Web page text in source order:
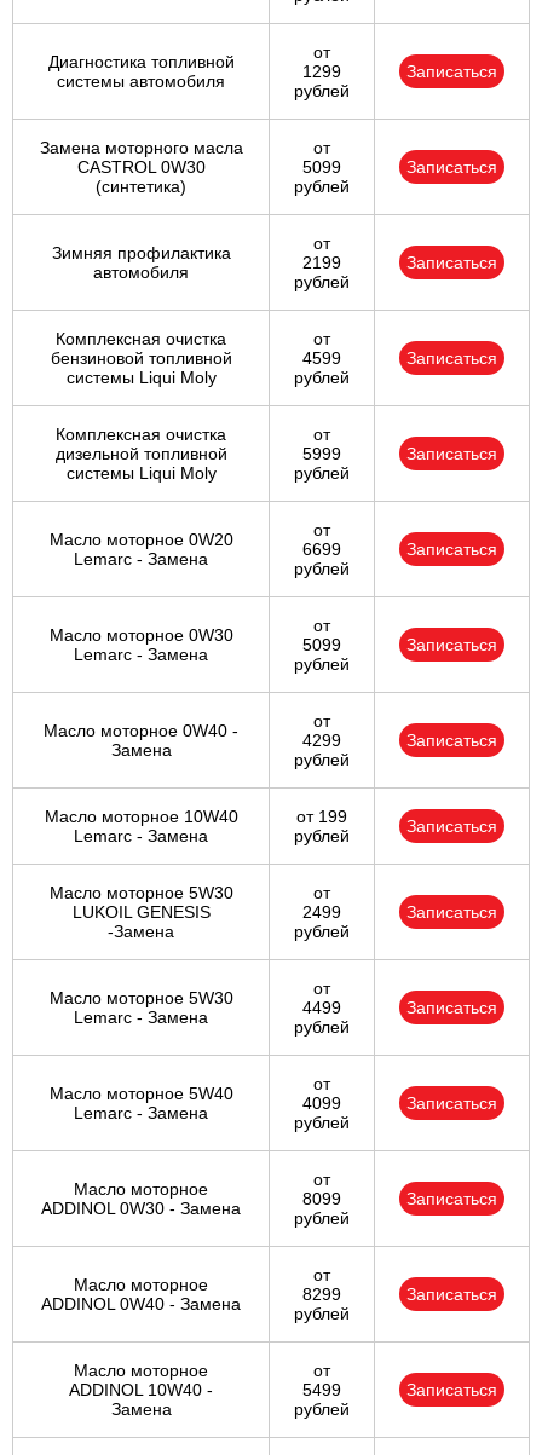
Диагностика топливной
системы автомобиля
от
1299
рублей
Записаться
Замена моторного масла
CASTROL 0W30
(синтетика)
от
5099
рублей
Записаться
Зимняя профилактика
автомобиля
от
2199
рублей
Записаться
Комплексная очистка
бензиновой топливной
системы Liqui Moly
от
4599
рублей
Записаться
Комплексная очистка
дизельной топливной
системы Liqui Moly
от
5999
рублей
Записаться
Масло моторное 0W20
Lemarc - Замена
от
6699
рублей
Записаться
Масло моторное 0W30
Lemarc - Замена
от
5099
рублей
Записаться
Масло моторное 0W40 -
Замена
от
4299
рублей
Записаться
Масло моторное 10W40
Lemarc - Замена
от 199
рублей
Записаться
Масло моторное 5W30
LUKOIL GENESIS
-Замена
от
2499
рублей
Записаться
Масло моторное 5W30
Lemarc - Замена
от
4499
рублей
Записаться
Масло моторное 5W40
Lemarc - Замена
от
4099
рублей
Записаться
Масло моторное
ADDINOL 0W30 - Замена
от
8099
рублей
Записаться
Масло моторное
ADDINOL 0W40 - Замена
от
8299
рублей
Записаться
Масло моторное
ADDINOL 10W40 -
Замена
от
5499
рублей
Записаться